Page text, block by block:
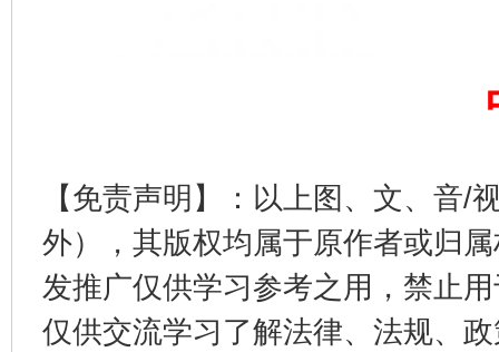
【免责声明】：以上图、文、音/
外），其版权均属于原作者或归
发推广仅供学习参考之用，禁止
仅供交流学习了解法律、法规、